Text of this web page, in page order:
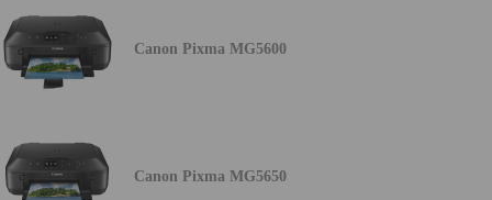
Canon Pixma MG5600
Canon Pixma MG5650